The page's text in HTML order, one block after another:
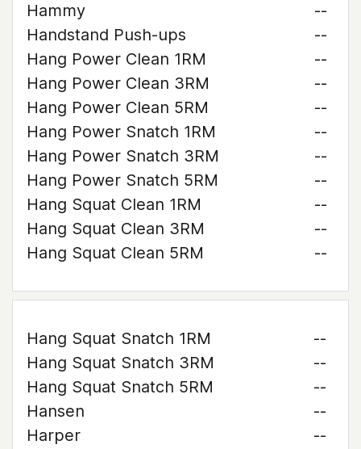
Hammy
--
Handstand Push-ups
--
Hang Power Clean 1RM
--
Hang Power Clean 3RM
--
Hang Power Clean 5RM
--
Hang Power Snatch 1RM
--
Hang Power Snatch 3RM
--
Hang Power Snatch 5RM
--
Hang Squat Clean 1RM
--
Hang Squat Clean 3RM
--
Hang Squat Clean 5RM
--
Hang Squat Snatch 1RM
--
Hang Squat Snatch 3RM
--
Hang Squat Snatch 5RM
--
Hansen
--
Harper
--